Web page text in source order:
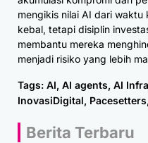
mengikis nilai AI dari
kebal, tetapi disiplin
membantu mereka
menjadi risiko yang lebih
Tags: AI, AI agents, AI
InovasiDigital, Pacesetters,
Berita Terbaru